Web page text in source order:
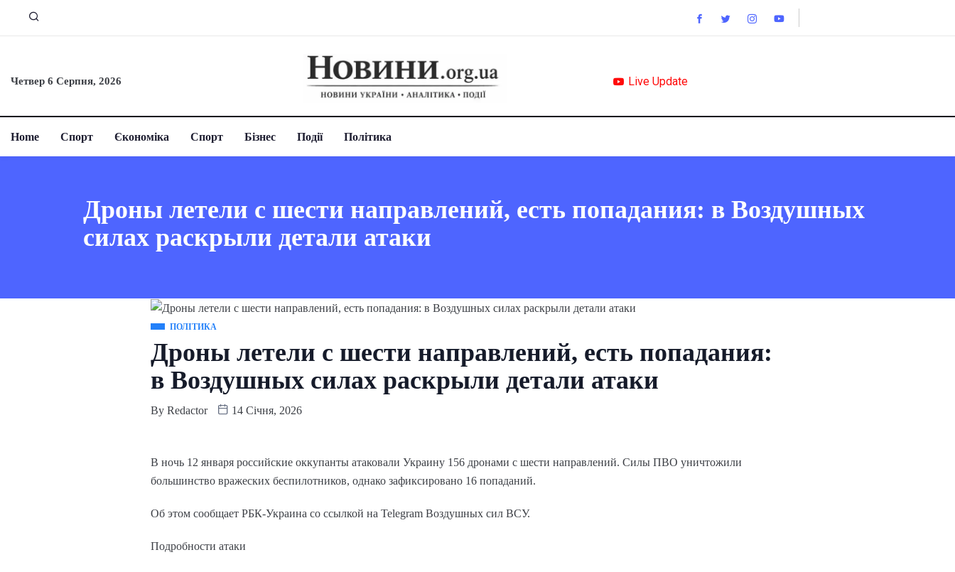
Четвер 6 Серпня, 2026 Live Update
Home Спорт Єкономіка Спорт Бізнес Події Політика
Дроны летели с шести направлений, есть попадания: в Воздушных
силах раскрыли детали атаки
ПОЛІТИКА
Дроны летели с шести направлений, есть попадания:
в Воздушных силах раскрыли детали атаки
By Redactor 14 Січня, 2026
В ночь 12 января российские оккупанты атаковали Украину 156 дронами с шести направлений. Силы ПВО уничтожили
большинство вражеских беспилотников, однако зафиксировано 16 попаданий.
Об этом сообщает РБК-Украина со ссылкой на Telegram Воздушных сил ВСУ.
Подробности атаки